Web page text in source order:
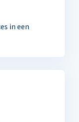
in een